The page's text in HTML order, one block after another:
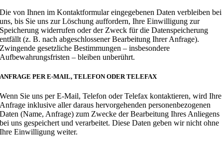
Die von Ihnen im Kontaktformular eingegebenen Daten verbleiben bei
uns, bis Sie uns zur Löschung auffordern, Ihre Einwilligung zur
Speicherung widerrufen oder der Zweck für die Datenspeicherung
entfällt (z. B. nach abgeschlossener Bearbeitung Ihrer Anfrage).
Zwingende gesetzliche Bestimmungen – insbesondere
Aufbewahrungsfristen – bleiben unberührt.
ANFRAGE PER E-MAIL, TELEFON ODER TELEFAX
Wenn Sie uns per E-Mail, Telefon oder Telefax kontaktieren, wird Ihre
Anfrage inklusive aller daraus hervorgehenden personenbezogenen
Daten (Name, Anfrage) zum Zwecke der Bearbeitung Ihres Anliegens
bei uns gespeichert und verarbeitet. Diese Daten geben wir nicht ohne
Ihre Einwilligung weiter.